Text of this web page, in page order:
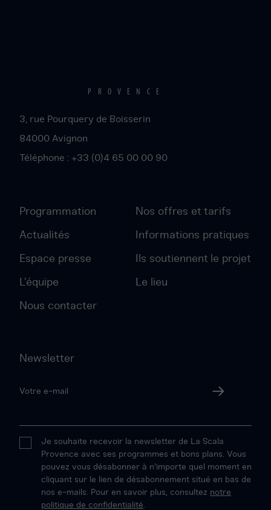
PROVENCE
3, rue Pourquery de Boisserin
84000 Avignon
Téléphone : +33 (0)4 65 00 00 90
Programmation Nos offres et tarifs
Actualités Informations pratiques
Espace presse Ils soutiennent le projet
L’équipe Le lieu
Nous contacter
Newsletter
adresse
Valider
Je souhaite recevoir la newsletter de La Scala
Provence avec ses programmes et bons plans. Vous
pouvez vous désabonner à n'importe quel moment en
cliquant sur le lien de désabonnement situé en bas de
nos e-mails. Pour en savoir plus, consultez notre
politique de confidentialité.